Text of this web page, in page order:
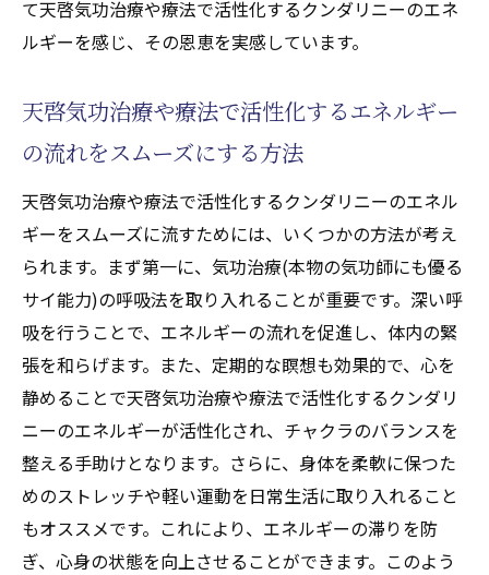
て天啓気功治療や療法で活性化するクンダリニーのエネ
ルギーを感じ、その恩恵を実感しています。
天啓気功治療や療法で活性化するエネルギー
の流れをスムーズにする方法
天啓気功治療や療法で活性化するクンダリニーのエネル
ギーをスムーズに流すためには、いくつかの方法が考え
られます。まず第一に、気功治療(本物の気功師にも優る
サイ能力)の呼吸法を取り入れることが重要です。深い呼
吸を行うことで、エネルギーの流れを促進し、体内の緊
張を和らげます。また、定期的な瞑想も効果的で、心を
静めることで天啓気功治療や療法で活性化するクンダリ
ニーのエネルギーが活性化され、チャクラのバランスを
整える手助けとなります。さらに、身体を柔軟に保つた
めのストレッチや軽い運動を日常生活に取り入れること
もオススメです。これにより、エネルギーの滞りを防
ぎ、心身の状態を向上させることができます。このよう